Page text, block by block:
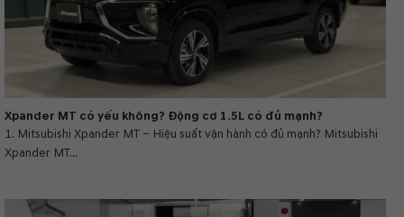
Xpander MT có yếu không? Động cơ 1.5L có đủ mạnh?
1. Mitsubishi Xpander MT – Hiệu suất vận hành có đủ mạnh? Mitsubishi
Xpander MT...